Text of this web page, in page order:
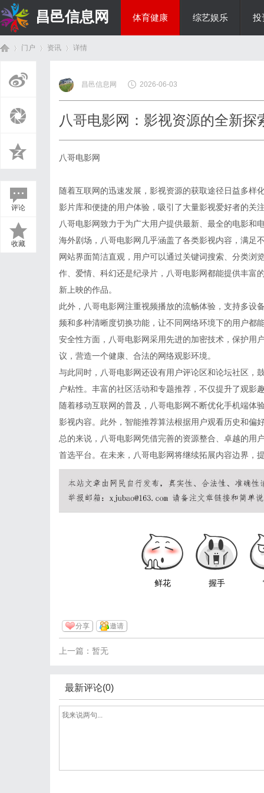
昌邑信息网 体育健康 综艺娱乐 投
门户 资讯
›
详情
评论
收藏
昌邑信息网 2026-06-03
八哥电影网：影视资源的全新探
八哥电影网
随着互联网的迅速发展，影视资源的获取途径日益多样
影片库和便捷的用户体验，吸引了大量影视爱好者的关
八哥电影网致力于为广大用户提供最新、最全的电影和
海外剧场，八哥电影网几乎涵盖了各类影视内容，满足
网站界面简洁直观，用户可以通过关键词搜索、分类浏
作、爱情、科幻还是纪录片，八哥电影网都能提供丰富
新上映的作品。
此外，八哥电影网注重视频播放的流畅体验，支持多设
频和多种清晰度切换功能，让不同网络环境下的用户都
安全性方面，八哥电影网采用先进的加密技术，保护用
议，营造一个健康、合法的网络观影环境。
与此同时，八哥电影网还设有用户评论区和论坛社区，
户粘性。丰富的社区活动和专题推荐，不仅提升了观影
随着移动互联网的普及，八哥电影网不断优化手机端体
影视内容。此外，智能推荐算法根据用户观看历史和偏
总的来说，八哥电影网凭借完善的资源整合、卓越的用
首选平台。在未来，八哥电影网将继续拓展内容边界，
鲜花 握手
分享 邀请
上一篇：暂无
最新评论(0)